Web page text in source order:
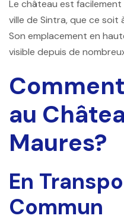
Le château est
ville de Sintra, que ce soit
Son emplacement en
visible depuis de
au
Maures?
En
Commun